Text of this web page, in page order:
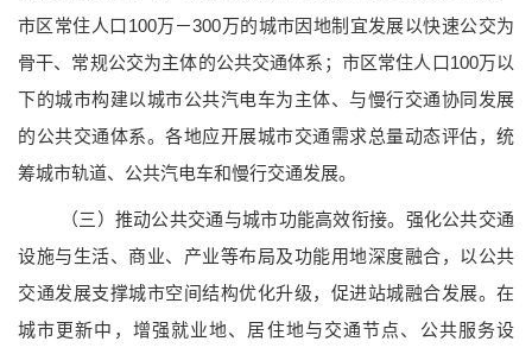
市区常住人口100万－300万的城市因地制宜发展以快速公交为
骨干、常规公交为主体的公共交通体系；市区常住人口100万以
下的城市构建以城市公共汽电车为主体、与慢行交通协同发展
的公共交通体系。各地应开展城市交通需求总量动态评估，统
筹城市轨道、公共汽电车和慢行交通发展。
（三）推动公共交通与城市功能高效衔接。 强化公共交通
设施与生活、商业、产业等布局及功能用地深度融合，以公共
交通发展支撑城市空间结构优化升级，促进站城融合发展。在
城市更新中，增强就业地、居住地与交通节点、公共服务设